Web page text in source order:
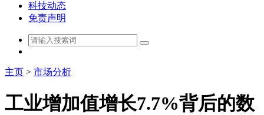
科技动态
免责声明
主页 > 市场分析
工业增加值增长7.7%背后的数